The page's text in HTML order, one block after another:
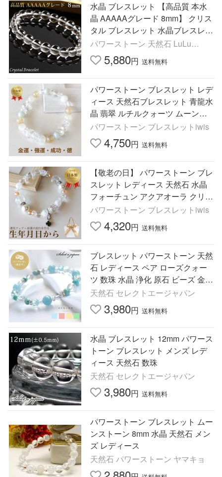
水晶 ブレスレット 【高品質 本水
晶 AAAAAグレード 8mm】 クリス
タル ブレスレット 水晶ブレスレッ
ト 浄化 開運 魔除け 原石 浄化用 人
気 メンズ レディース
パワーストーン 天然石 LuLu
House5,880円 送料無料
パワーストーン ブレスレット レデ
ィース 天然石ブレスレット 青龍水
晶 翡翠 ルチルクォーツ ムーンス
トーン
パワーストーン ブレスレットiwis
4,750円 送料無料
【敬老の日】 パワーストーン ブレ
スレット レディース 天然石 水晶
フォーチュン アクアオーラ クリス
タル ladys 金運 厄除けグッズ 開運
魔除け
パワーストーン ブレスレットiwis
4,320円 送料無料
ブレスレット パワーストーン 天然
石 レディース ペア ローズクォー
ツ 数珠 水晶 浄化 原石 ビーズ 金属
アレルギー つけっぱなし ペリドッ
ト プレゼント 腕輪
天然石 セレクトエージャパン
3,980円 送料無料
水晶 ブレスレット 12mm パワース
トーン ブレスレット メンズ レデ
ィース 天然石 数珠
天然石 セレクトエージャパン
3,980円 送料無料
パワーストーン ブレスレット ムー
ンストーン 8mm 水晶 天然石 メン
ズ レディース
天然石 パワーストーン ヤマキョ